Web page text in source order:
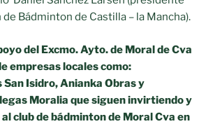
Bádminton de Castilla – la Mancha).
del Excmo. Ayto. de Moral de Cva
empresas locales como:
Isidro, Anianka Obras y
Moralia que siguen invirtiendo y
club de bádminton de Moral Cva en